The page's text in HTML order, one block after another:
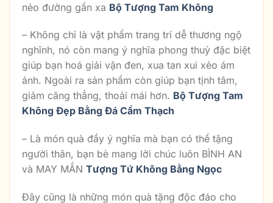
nẻo đường gần xa Bộ Tượng Tam Không
– Không chỉ là vật phẩm trang trí dễ thương ngộ
nghĩnh, nó còn mang ý nghĩa phong thuỷ đặc biệt
giúp bạn hoá giải vận đen, xua tan xui xẻo ám
ảnh. Ngoài ra sản phẩm còn giúp bạn tịnh tâm,
giảm căng thẳng, thoải mái hơn. Bộ Tượng Tam
Không Đẹp Bằng Đá Cẩm Thạch
– Là món quà đầy ý nghĩa mà bạn có thể tặng
người thân, bạn bè mang lời chúc luôn BÌNH AN
và MAY MẮN Tượng Tứ Không Bằng Ngọc
Đây cũng là những món quà tặng độc đáo cho